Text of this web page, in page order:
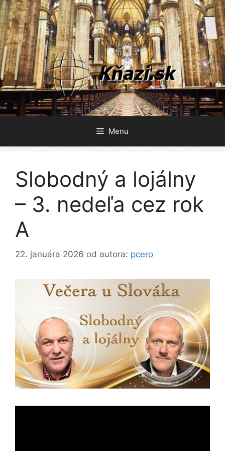
Preskočiť
na
obsah
Menu
Slobodný a lojálny
– 3. nedeľa cez rok
A
22. januára 2026 od autora: pcero